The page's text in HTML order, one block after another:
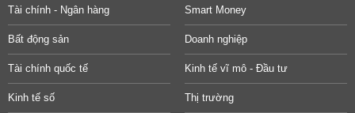
Tài chính - Ngân hàng Smart Money
Bất động sản Doanh nghiệp
Tài chính quốc tế Kinh tế vĩ mô - Đầu tư
Kinh tế số Thị trường